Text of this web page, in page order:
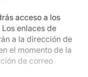
acceso a los
enlaces de
a la dirección de
el momento de la
de correo